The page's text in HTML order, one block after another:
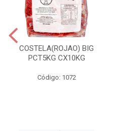
COSTELA(ROJAO) BIG
PCT5KG CX10KG
Código: 1072